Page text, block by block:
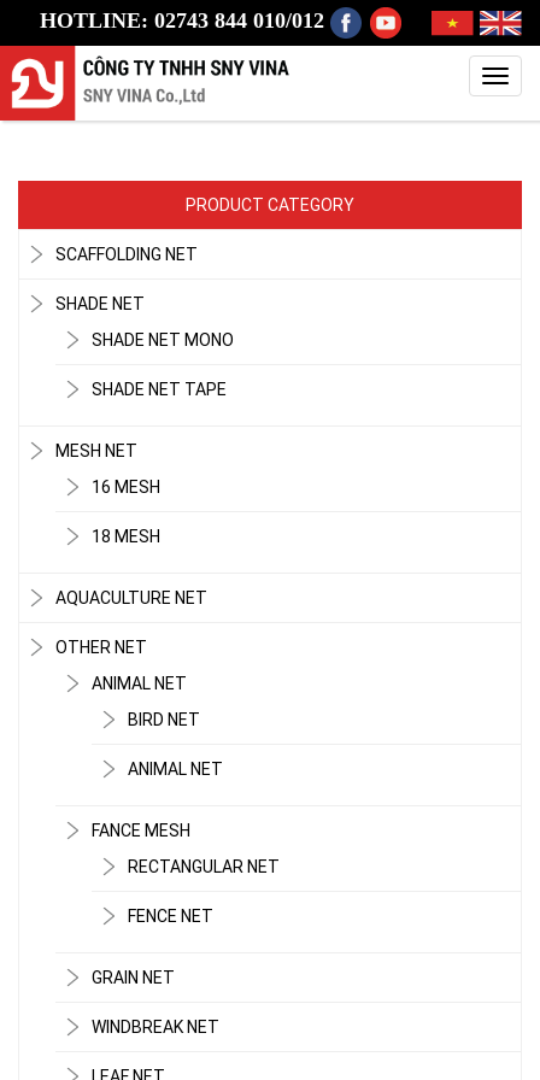
HOTLINE: 02743 844 010/012
PRODUCT CATEGORY
SCAFFOLDING NET
SHADE NET
SHADE NET MONO
SHADE NET TAPE
MESH NET
16 MESH
18 MESH
AQUACULTURE NET
OTHER NET
ANIMAL NET
BIRD NET
ANIMAL NET
FANCE MESH
RECTANGULAR NET
FENCE NET
GRAIN NET
WINDBREAK NET